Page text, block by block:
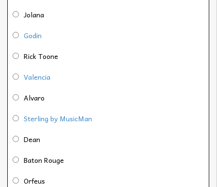
Jolana
Godin
Rick Toone
Valencia
Alvaro
Sterling by MusicMan
Dean
Baton Rouge
Orfeus